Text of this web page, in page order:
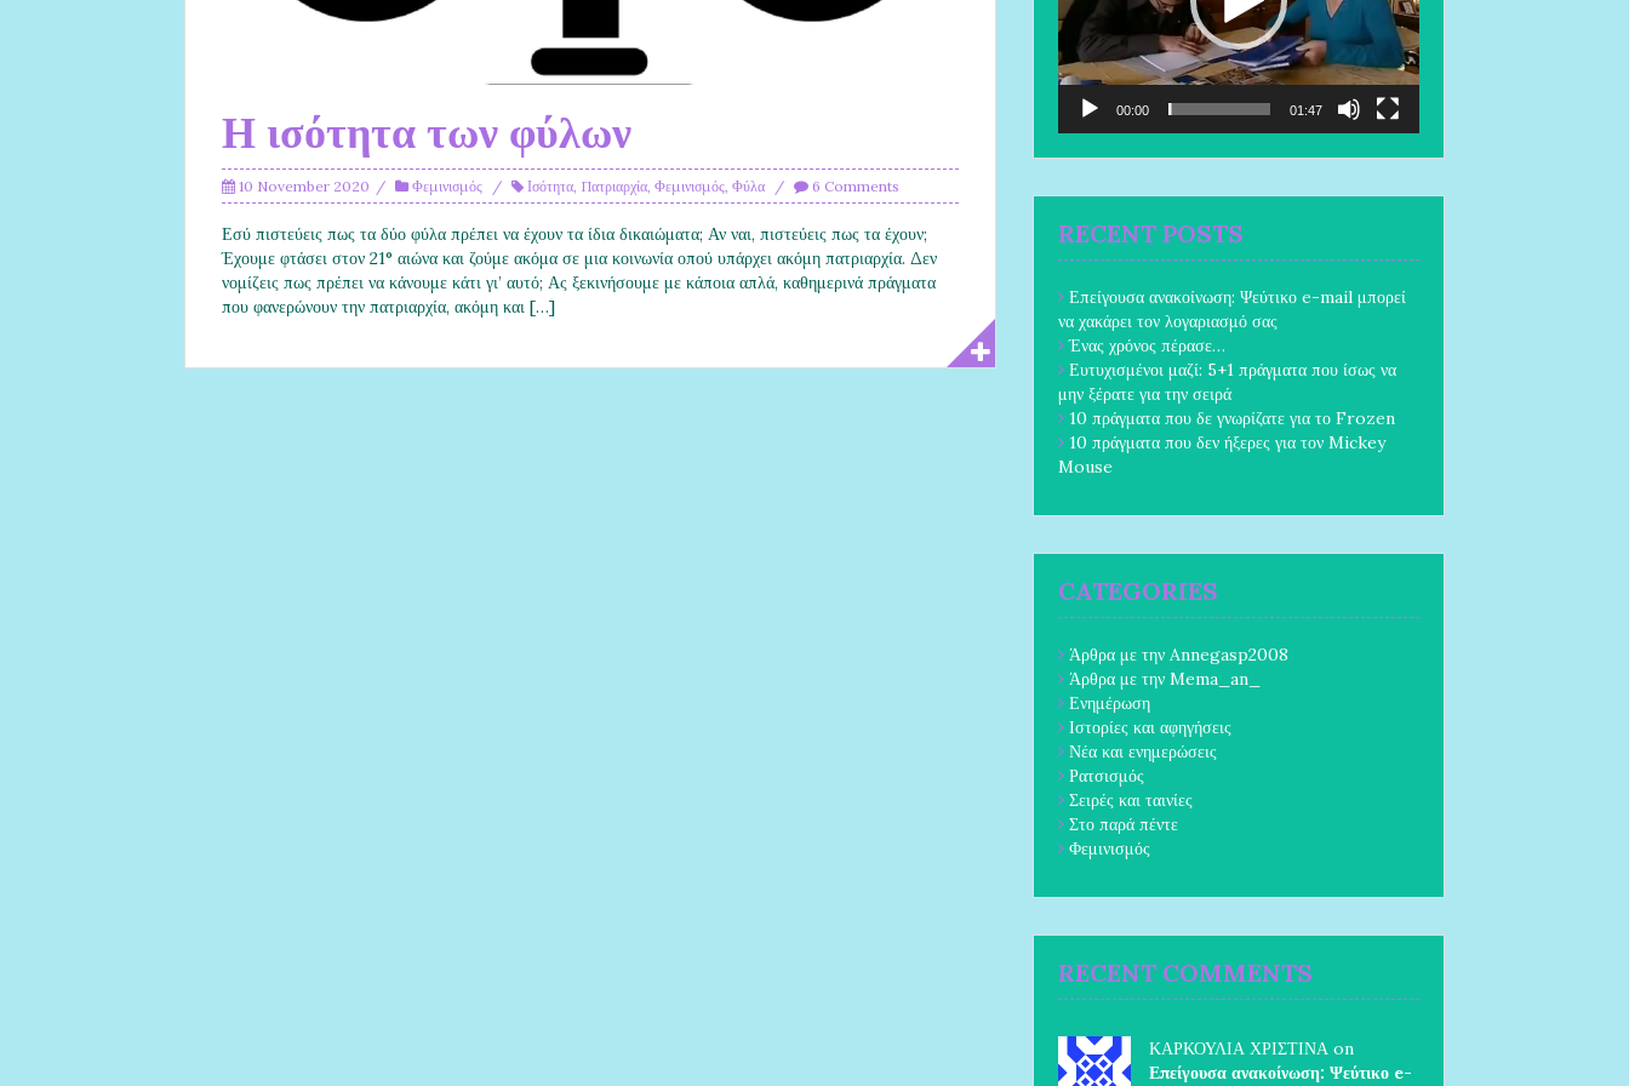
Η ισότητα των φύλων
10 November 2020 Φεμινισμός Ισότητα, Πατριαρχία, Φεμινισμός, Φύλα 6 Comments
Εσύ πιστεύεις πως τα δύο φύλα πρέπει να έχουν τα ίδια δικαιώματα; Αν ναι, πιστεύεις πως τα έχουν;
Έχουμε φτάσει στον 21° αιώνα και ζούμε ακόμα σε μια κοινωνία οπού υπάρχει ακόμη πατριαρχία. Δεν
νομίζεις πως πρέπει να κάνουμε κάτι γι’ αυτό; Ας ξεκινήσουμε με κάποια απλά, καθημερινά πράγματα
που φανερώνουν την πατριαρχία, ακόμη και […]
00:00 01:47
RECENT POSTS
Επείγουσα ανακοίνωση: Ψεύτικο e-mail μπορεί
να χακάρει τον λογαριασμό σας
Ένας χρόνος πέρασε…
Ευτυχισμένοι μαζί: 5+1 πράγματα που ίσως να
μην ξέρατε για την σειρά
10 πράγματα που δε γνωρίζατε για το Frozen
10 πράγματα που δεν ήξερες για τον Mickey
Mouse
CATEGORIES
Άρθρα με την Annegasp2008
Άρθρα με την Mema_an_
Ενημέρωση
Ιστορίες και αφηγήσεις
Νέα και ενημερώσεις
Ρατσισμός
Σειρές και ταινίες
Στο παρά πέντε
Φεμινισμός
RECENT COMMENTS
ΚΑΡΚΟΥΛΙΑ ΧΡΙΣΤΙΝΑ on
Επείγουσα ανακοίνωση: Ψεύτικο e-